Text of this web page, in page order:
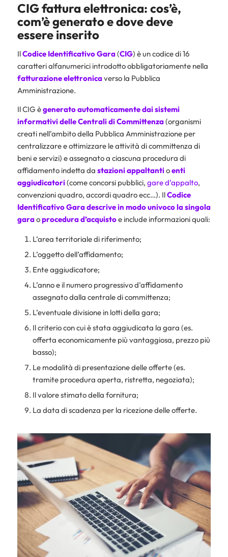
CIG fattura elettronica: cos’è,
com’è generato e dove deve
essere inserito
IlCodice Identificativo Gara(CIG) è un codice di 16
caratteri alfanumerici introdotto obbligatoriamente nella
fatturazione elettronicaverso la Pubblica
Amministrazione.
Il CIG ègenerato automaticamente dai sistemi
informativi delle Centrali di Committenza(organismi
creati nell’ambito della Pubblica Amministrazione per
centralizzare e ottimizzare le attività di committenza di
beni e servizi) e assegnato a ciascuna procedura di
affidamento indetta da stazioni appaltantioenti
aggiudicatori(come concorsi pubblici, gare d’appalto,
convenzioni quadro, accordi quadro ecc…). IlCodice
Identificativo Gara descrive in modo univoco la singola
garaoprocedura d’acquistoe include informazioni quali:
L’area territoriale di riferimento;
L’oggetto dell’affidamento;
Ente aggiudicatore;
L’anno e il numero progressivo d’affidamento
assegnato dalla centrale di committenza;
L’eventuale divisione in lotti della gara;
Il criterio con cui è stata aggiudicata la gara (es.
offerta economicamente più vantaggiosa, prezzo più
basso);
Le modalità di presentazione delle offerte (es.
tramite procedura aperta, ristretta, negoziata);
Il valore stimato della fornitura;
La data di scadenza per la ricezione delle offerte.